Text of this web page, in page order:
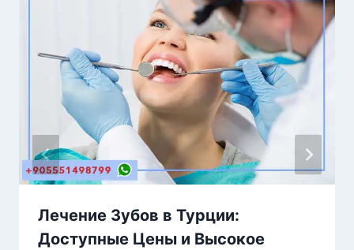
Лечение Зубов в Турции:
Доступные Цены и Высокое